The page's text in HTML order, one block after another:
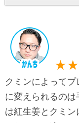
クミンによって
に変えられるの
は紅生姜とクミ